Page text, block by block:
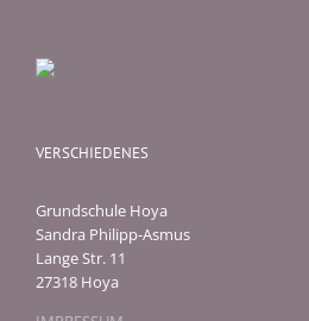
VERSCHIEDENES
Grundschule Hoya
Sandra Philipp-Asmus
Lange Str. 11
27318 Hoya